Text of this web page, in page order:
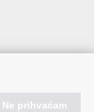
Ne prihvaćam